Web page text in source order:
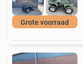
Grote voorraad